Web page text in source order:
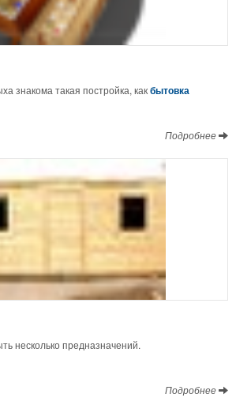
знакома такая постройка, какбытовка
Подробнее
несколько предназначений.
Подробнее